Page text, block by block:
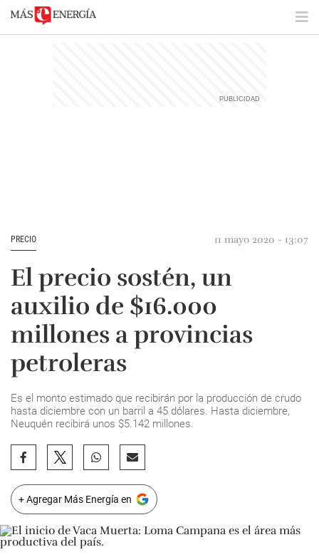
PRECIO 11 mayo 2020 - 13:07
El precio sostén, un
auxilio de $16.000
millones a provincias
petroleras
Es el monto estimado que recibirán por la producción de crudo
hasta diciembre con un barril a 45 dólares. Hasta diciembre,
Neuquén recibirá unos $5.142 millones.
+ Agregar Más Energía en